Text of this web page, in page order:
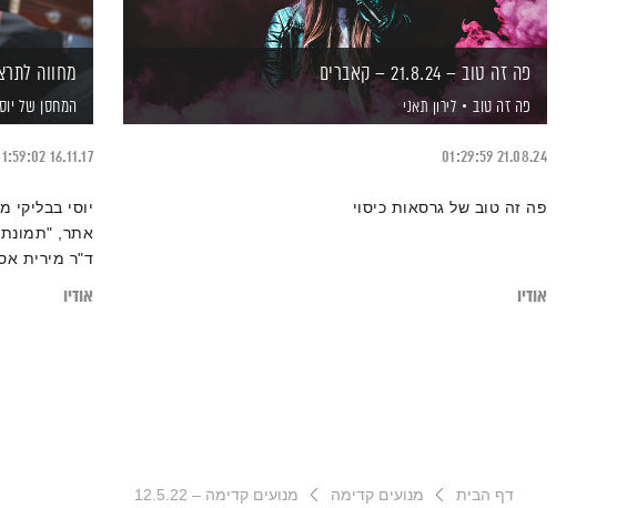
פה זה טוב – 21.8.24 – קאברים
פה זה טוב לירון תאני
21.08.24
01:29:59
פה זה טוב של גרסאות כיסוי
אודיו
מחווה
המחסן של
16.11.17
יוסי
אתר, "תמונת
ד"ר מירית
אודיו
דף הבית מנועים קדימה מנועים קדימה – 12.5.22